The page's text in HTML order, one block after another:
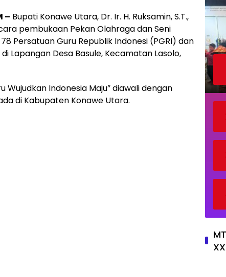
– Bupati Konawe Utara, Dr. Ir. H. Ruksamin, S.T.,
pembukaan Pekan Olahraga dan Seni
Persatuan Guru Republik Indonesi (PGRI) dan
Lapangan Desa Basule, Kecamatan Lasolo,
Indonesia Maju” diawali dengan
di Kabupaten Konawe Utara.